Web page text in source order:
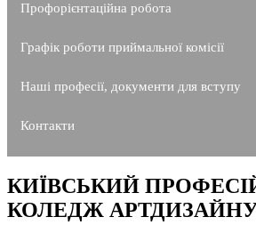
Профорієнтаційна робота
Графік роботи приймальної комісії
Наші професії, документи для вступу
Контакти
КИЇВСЬКИЙ
КОЛЕДЖ